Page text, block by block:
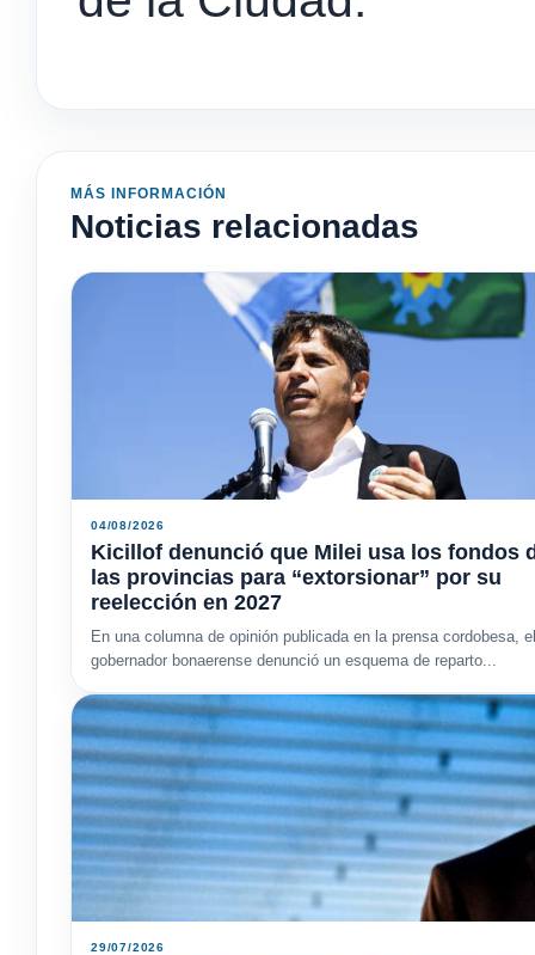
MÁS INFORMACIÓN
Noticias relacionadas
04/08/2026
Kicillof denunció que Milei usa los fondos
las provincias para “extorsionar” por su
reelección en 2027
En una columna de opinión publicada en la prensa cordobesa, el
gobernador bonaerense denunció un esquema de reparto...
29/07/2026